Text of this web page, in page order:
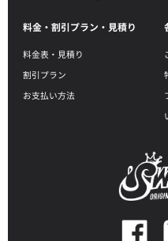
料金・割引プラン・見積り
料金表・見積り
割引プラン
お支払い方法